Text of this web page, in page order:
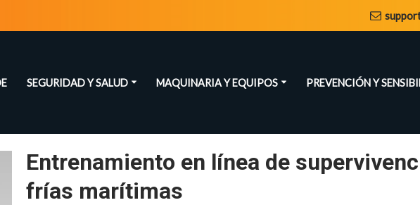
SEGURIDAD Y SALUD MAQUINARIA Y EQUIPOS PREVENCIÓN Y
Entrenamiento en línea de
frías marítimas